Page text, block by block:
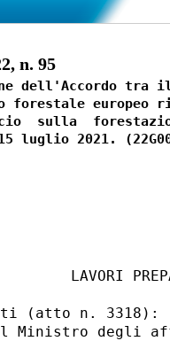
n. 95
dell'Accordo tra
europeo
sulla
LAVORI
(atto n. 3318):
Ministro degli